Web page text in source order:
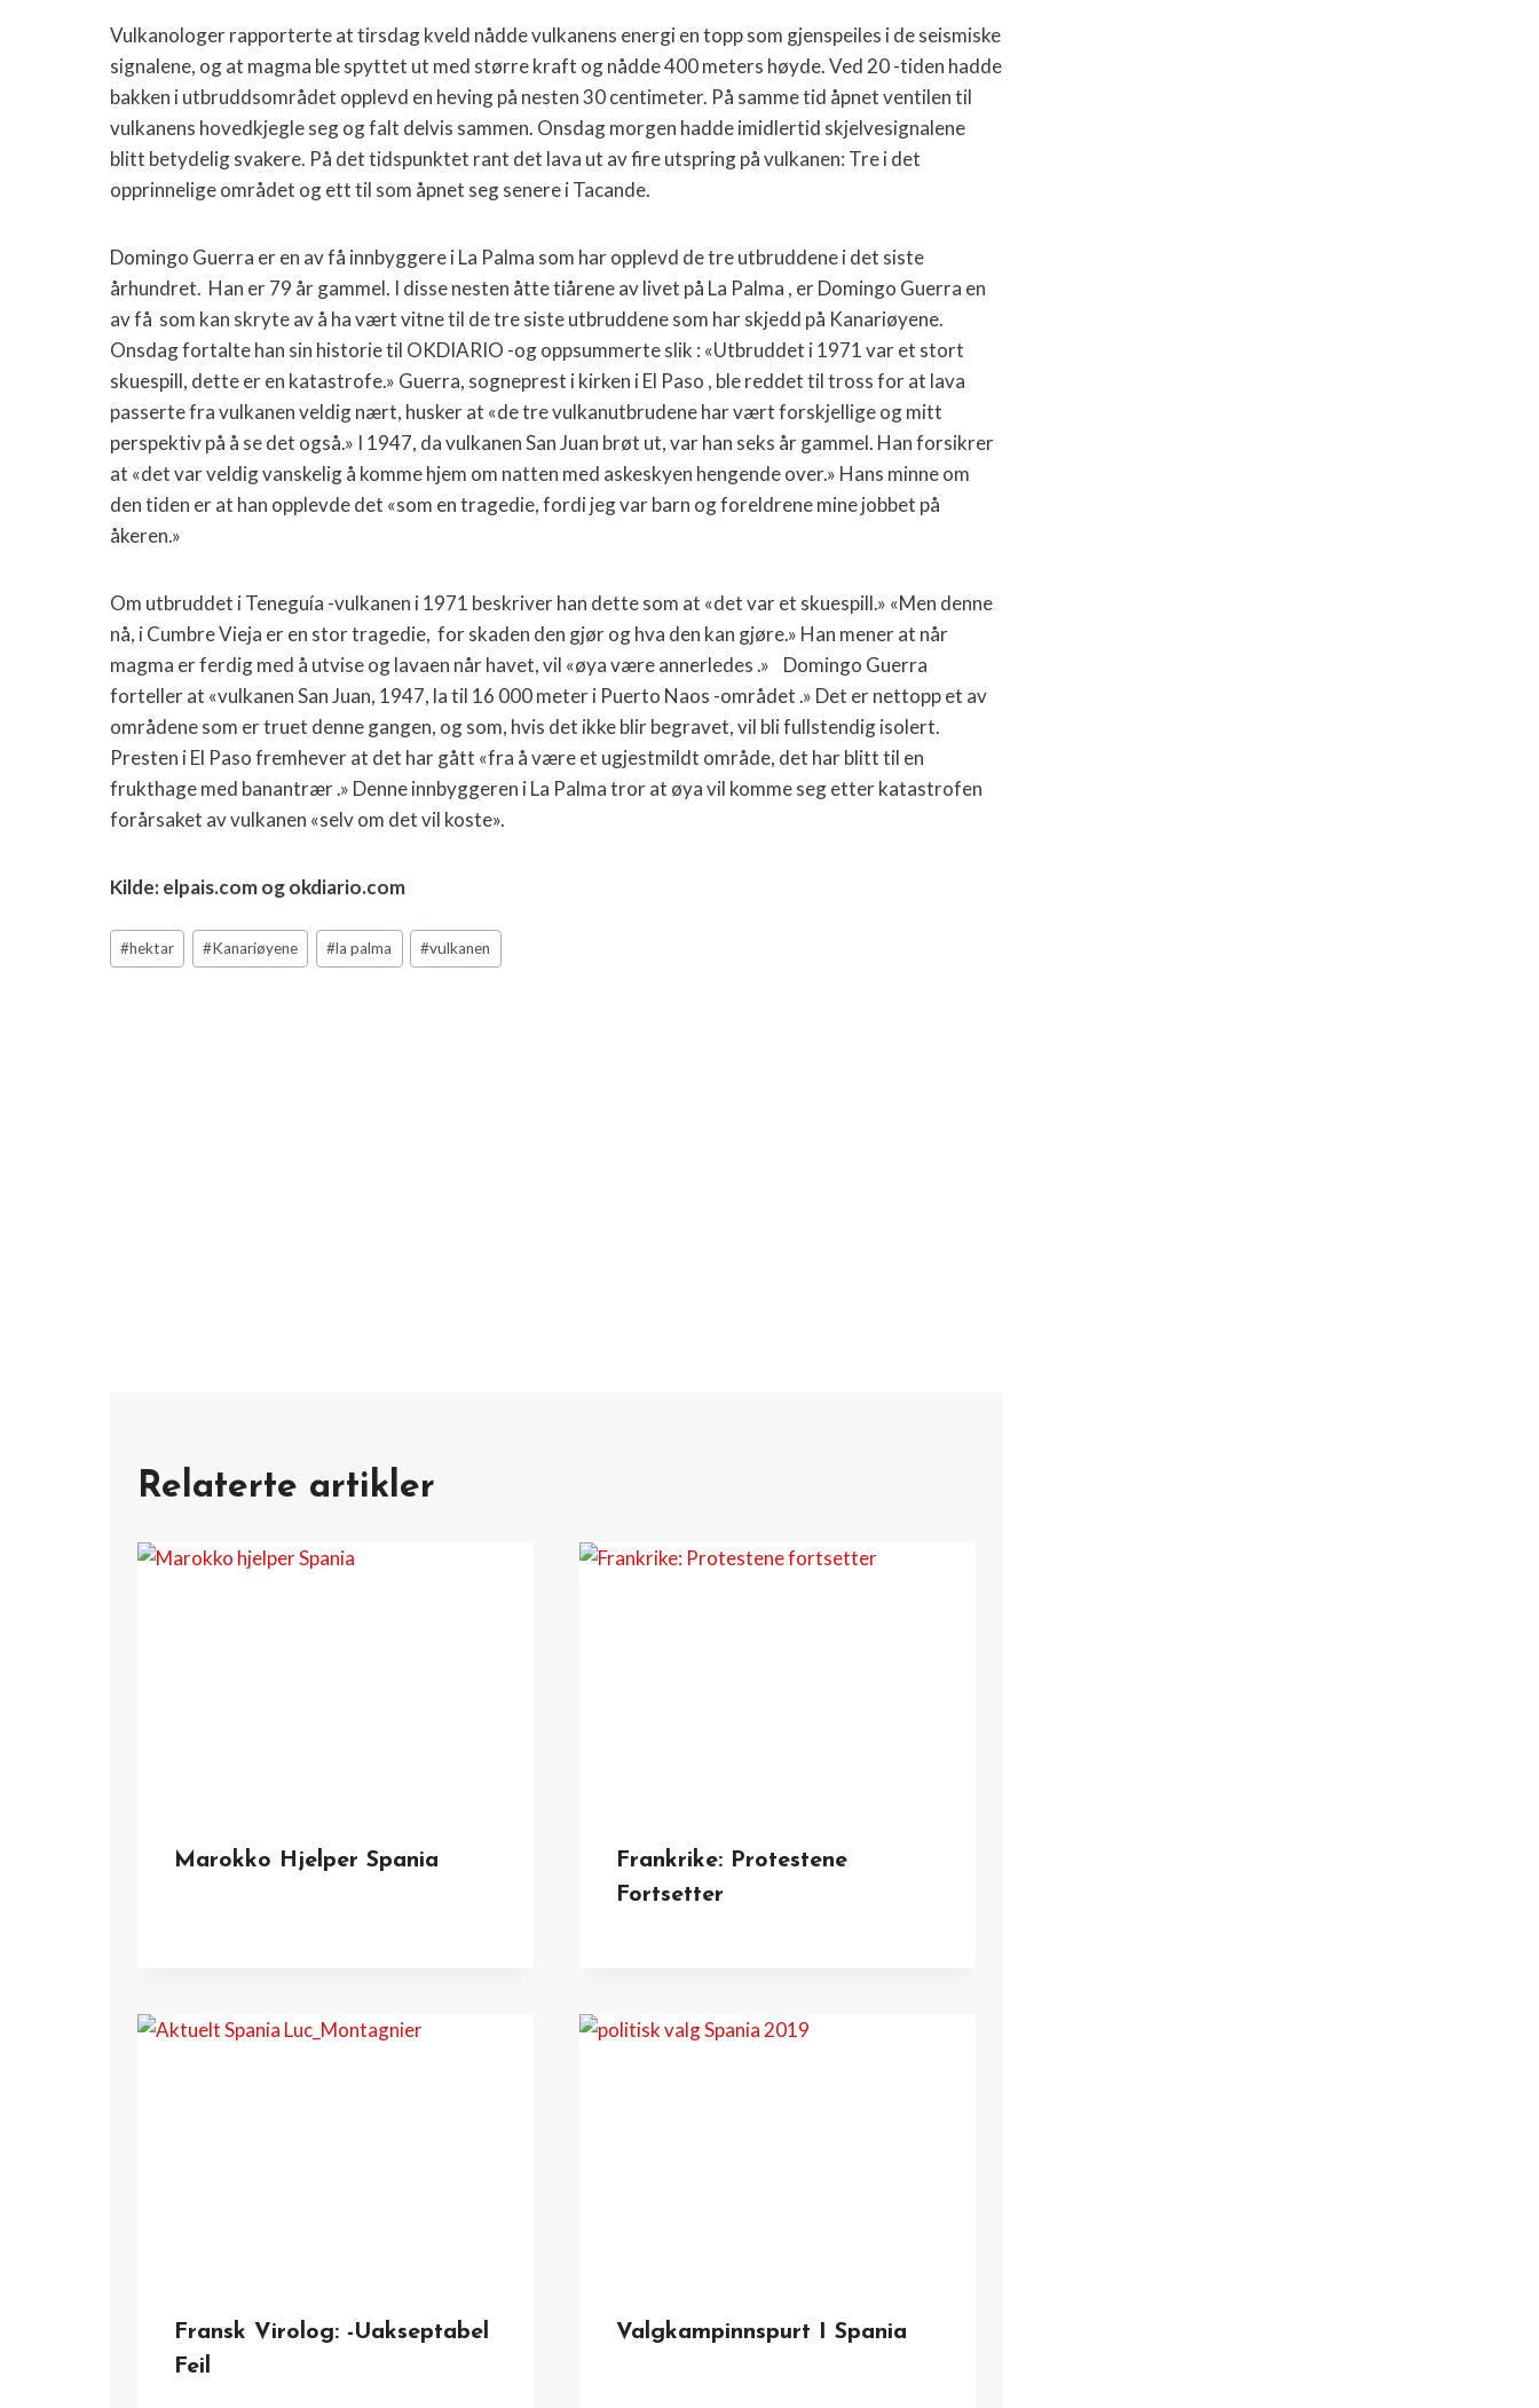
Vulkanologer rapporterte at tirsdag kveld nådde vulkanens energi en topp som gjenspeiles i de seismiske
signalene, og at magma ble spyttet ut med større kraft og nådde 400 meters høyde. Ved 20 -tiden hadde
bakken i utbruddsområdet opplevd en heving på nesten 30 centimeter. På samme tid åpnet ventilen til
vulkanens hovedkjegle seg og falt delvis sammen. Onsdag morgen hadde imidlertid skjelvesignalene
blitt betydelig svakere. På det tidspunktet rant det lava ut av fire utspring på vulkanen: Tre i det
opprinnelige området og ett til som åpnet seg senere i Tacande.
Domingo Guerra er en av få innbyggere i La Palma som har opplevd de tre utbruddene i det siste
århundret. Han er 79 år gammel. I disse nesten åtte tiårene av livet på La Palma , er Domingo Guerra en
av få som kan skryte av å ha vært vitne til de tre siste utbruddene som har skjedd på Kanariøyene.
Onsdag fortalte han sin historie til OKDIARIO -og oppsummerte slik : «Utbruddet i 1971 var et stort
skuespill, dette er en katastrofe.» Guerra, sogneprest i kirken i El Paso , ble reddet til tross for at lava
passerte fra vulkanen veldig nært, husker at «de tre vulkanutbrudene har vært forskjellige og mitt
perspektiv på å se det også.» I 1947, da vulkanen San Juan brøt ut, var han seks år gammel. Han forsikrer
at «det var veldig vanskelig å komme hjem om natten med askeskyen hengende over.» Hans minne om
den tiden er at han opplevde det «som en tragedie, fordi jeg var barn og foreldrene mine jobbet på
åkeren.»
Om utbruddet i Teneguía -vulkanen i 1971 beskriver han dette som at «det var et skuespill.» «Men denne
nå, i Cumbre Vieja er en stor tragedie, for skaden den gjør og hva den kan gjøre.» Han mener at når
magma er ferdig med å utvise og lavaen når havet, vil «øya være annerledes .» Domingo Guerra
forteller at «vulkanen San Juan, 1947, la til 16 000 meter i Puerto Naos -området .» Det er nettopp et av
områdene som er truet denne gangen, og som, hvis det ikke blir begravet, vil bli fullstendig isolert.
Presten i El Paso fremhever at det har gått «fra å være et ugjestmildt område, det har blitt til en
frukthage med banantrær .» Denne innbyggeren i La Palma tror at øya vil komme seg etter katastrofen
forårsaket av vulkanen «selv om det vil koste».
Kilde: elpais.com og okdiario.com
Post
Tags:
#hektar #Kanariøyene #la palma #vulkanen
Relaterte artikler
Marokko Hjelper Spania
Frankrike: Protestene
Fortsetter
Fransk Virolog: -Uakseptabel
Feil
Valgkampinnspurt I Spania